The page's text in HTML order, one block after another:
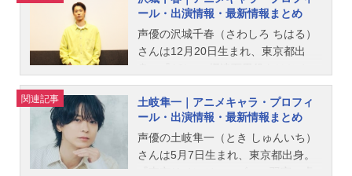
ール・出演情報・最新情報まとめ
声優の沢城千春（さわしろ ちはる）
さんは12月20日生まれ、東京都出
『ツキプロシリーズ』の七瀬望役な
ど、人気作品のキャラクターを演じ
ています。こちらでは、沢城千春さ
んのオススメ記事をご紹介！
関連記事
土岐隼一｜アニメキャラ・プロフィ
ール・出演情報・最新情報まとめ
声優の土岐隼一（とき しゅんいち）
さんは5月7日生まれ、東京都出身。